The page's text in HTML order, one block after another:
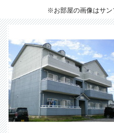
※お部屋の画像はサン